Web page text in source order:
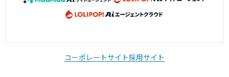
コーポレートサイト採用サイト